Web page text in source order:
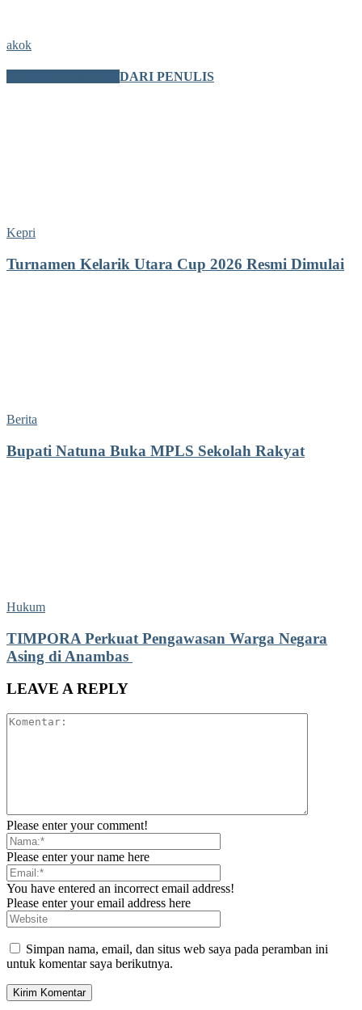
akok
DARI PENULIS
Kepri
Turnamen Kelarik Utara Cup 2026 Resmi Dimulai
Berita
Bupati Natuna Buka MPLS Sekolah Rakyat
Hukum
TIMPORA Perkuat Pengawasan Warga Negara
Asing di Anambas ‎
LEAVE A REPLY
Please enter your comment!
Please enter your name here
You have entered an incorrect email address!
Please enter your email address here
Simpan nama, email, dan situs web saya pada peramban ini
untuk komentar saya berikutnya.